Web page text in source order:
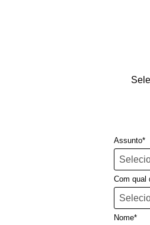
Assunto*
Com qual
Nome*